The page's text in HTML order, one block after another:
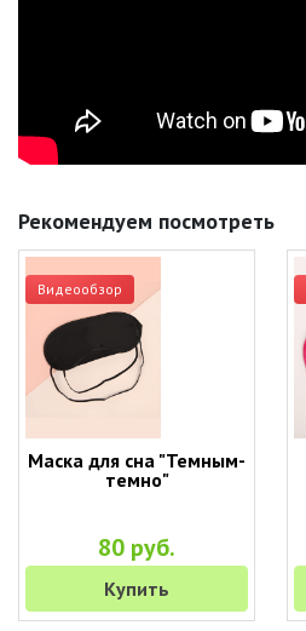
Рекомендуем посмотреть
Видеообзор
Маска для сна "Темным-
темно"
80 руб.
Купить